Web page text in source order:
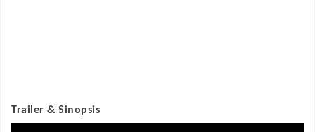
Trailer & Sinopsis